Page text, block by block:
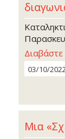
03/10/
Μια